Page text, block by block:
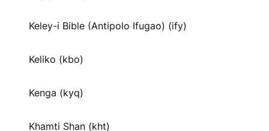
Keley-i Bible (Antipolo Ifugao) (ify)
Keliko (kbo)
Kenga (kyq)
Khamti Shan (kht)